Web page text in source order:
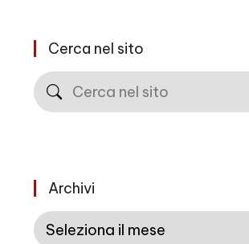
Cerca nel sito
Cerca
Archivi
Archivi